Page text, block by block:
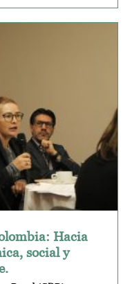
Hacia
social y